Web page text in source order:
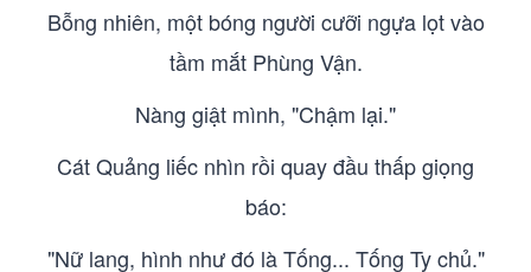
Bỗng nhiên, một bóng người cưỡi ngựa lọt vào
tầm mắt Phùng Vận.
Nàng giật mình, "Chậm lại."
Cát Quảng liếc nhìn rồi quay đầu thấp giọng
báo:
"Nữ lang, hình như đó là Tống... Tống Ty chủ."